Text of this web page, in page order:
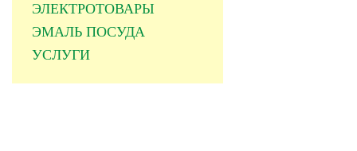
ЭЛЕКТРОТОВАРЫ
ЭМАЛЬ ПОСУДА
УСЛУГИ